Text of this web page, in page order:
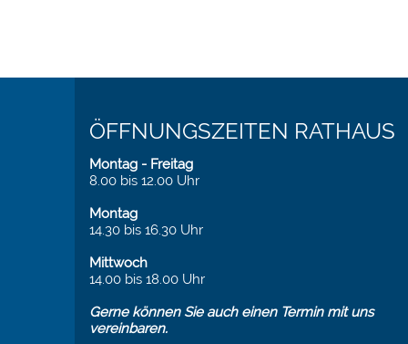
ÖFFNUNGSZEITEN RATHAUS
Montag - Freitag
8.00 bis 12.00 Uhr
Montag
14.30 bis 16.30 Uhr
Mittwoch
14.00 bis 18.00 Uhr
Gerne können Sie auch einen Termin mit uns
vereinbaren.